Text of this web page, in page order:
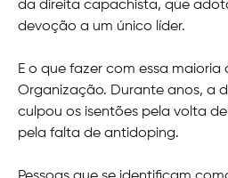
da direita capachista, que
devoção a um único líder.
E o que fazer com essa maioria
Organização. Durante anos, a
culpou os isentões pela volta
pela falta de antidoping.